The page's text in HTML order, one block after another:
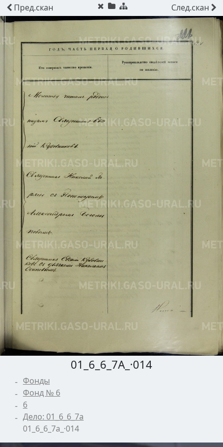
Пред.скан След.скан
01_6_6_7А_·014
Фонды
Фонд № 6
6
Дело: 01_6_6_7а
01_6_6_7а_·014